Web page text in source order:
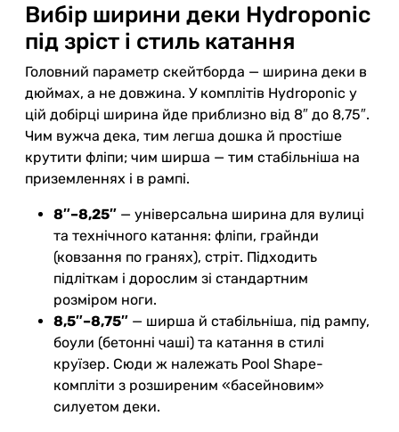
Вибір ширини деки Hydroponic
під зріст і стиль катання
Головний параметр скейтборда — ширина деки в
дюймах, а не довжина. У комплітів Hydroponic у
цій добірці ширина йде приблизно від 8″ до 8,75″.
Чим вужча дека, тим легша дошка й простіше
крутити фліпи; чим ширша — тим стабільніша на
приземленнях і в рампі.
8″–8,25″ — універсальна ширина для вулиці
та технічного катання: фліпи, грайнди
(ковзання по гранях), стріт. Підходить
підліткам і дорослим зі стандартним
розміром ноги.
8,5″–8,75″ — ширша й стабільніша, під рампу,
боули (бетонні чаші) та катання в стилі
круїзер. Сюди ж належать Pool Shape-
компліти з розширеним «басейновим»
силуетом деки.